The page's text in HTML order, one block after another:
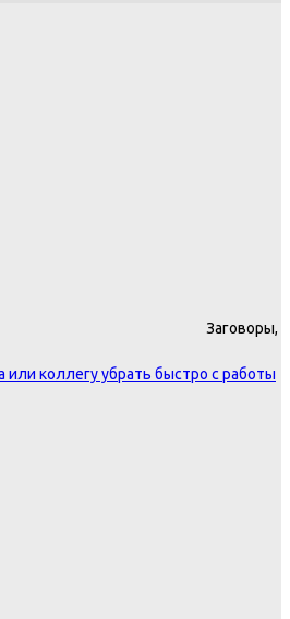
Заговоры,
или коллегу убрать быстро с работы